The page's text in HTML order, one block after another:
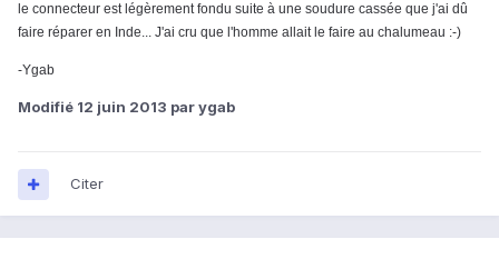
le connecteur est légèrement fondu suite à une soudure cassée que j'ai dû
faire réparer en Inde... J'ai cru que l'homme allait le faire au chalumeau :-)
-Ygab
Modifié 12 juin 2013 par ygab
Citer